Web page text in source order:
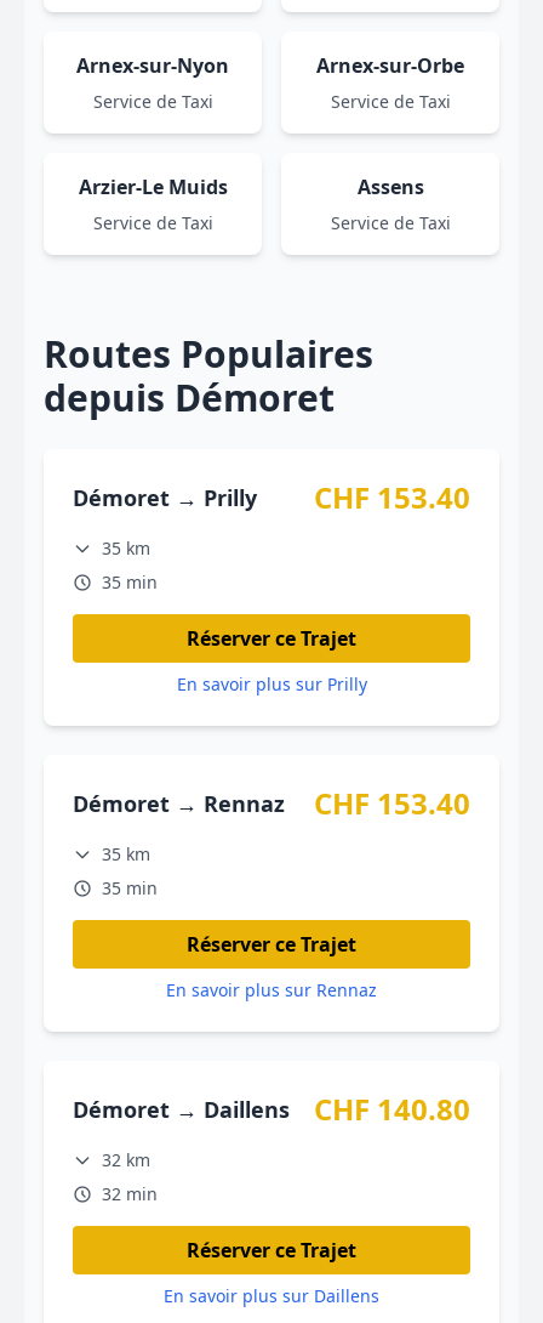
Arnex-sur-Nyon
Service de Taxi
Arnex-sur-Orbe
Service de Taxi
Arzier-Le Muids
Service de Taxi
Assens
Service de Taxi
Routes Populaires
depuis Démoret
Démoret → Prilly CHF 153.40
35 km
35 min
Réserver ce Trajet
En savoir plus sur Prilly
Démoret → Rennaz CHF 153.40
35 km
35 min
Réserver ce Trajet
En savoir plus sur Rennaz
Démoret → Daillens CHF 140.80
32 km
32 min
Réserver ce Trajet
En savoir plus sur Daillens